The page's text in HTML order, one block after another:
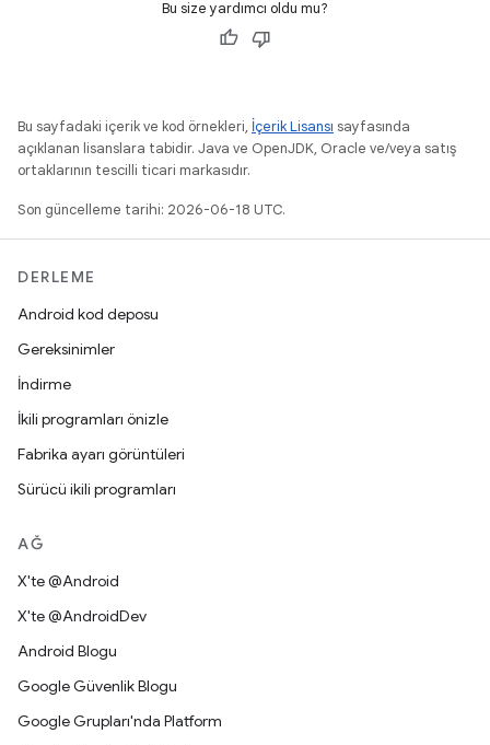
Bu size yardımcı oldu mu?
Bu sayfadaki içerik ve kod örnekleri, İçerik Lisansı sayfasında
açıklanan lisanslara tabidir. Java ve OpenJDK, Oracle ve/veya satış
ortaklarının tescilli ticari markasıdır.
Son güncelleme tarihi: 2026-06-18 UTC.
DERLEME
Android kod deposu
Gereksinimler
İndirme
İkili programları önizle
Fabrika ayarı görüntüleri
Sürücü ikili programları
AĞ
X'te @Android
X'te @AndroidDev
Android Blogu
Google Güvenlik Blogu
Google Grupları'nda Platform